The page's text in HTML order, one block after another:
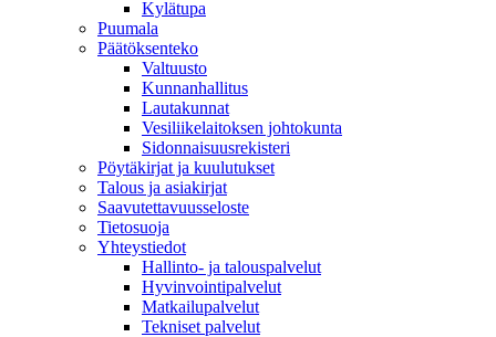
Kylätupa
Puumala
Päätöksenteko
Valtuusto
Kunnanhallitus
Lautakunnat
Vesiliikelaitoksen johtokunta
Sidonnaisuusrekisteri
Pöytäkirjat ja kuulutukset
Talous ja asiakirjat
Saavutettavuusseloste
Tietosuoja
Yhteystiedot
Hallinto- ja talouspalvelut
Hyvinvointipalvelut
Matkailupalvelut
Tekniset palvelut